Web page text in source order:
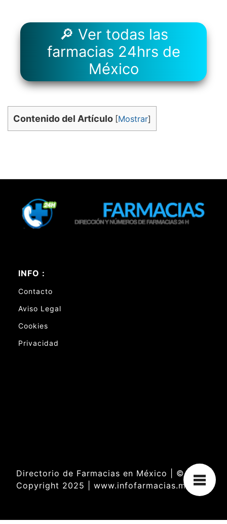
🔎 Ver todas las
farmacias 24hrs de
México
Contenido del Artículo [Mostrar]
INFO :
Contacto
Aviso Legal
Cookies
Privacidad
Directorio de Farmacias en México | ©
Copyright 2025 | www.infofarmacias.mx